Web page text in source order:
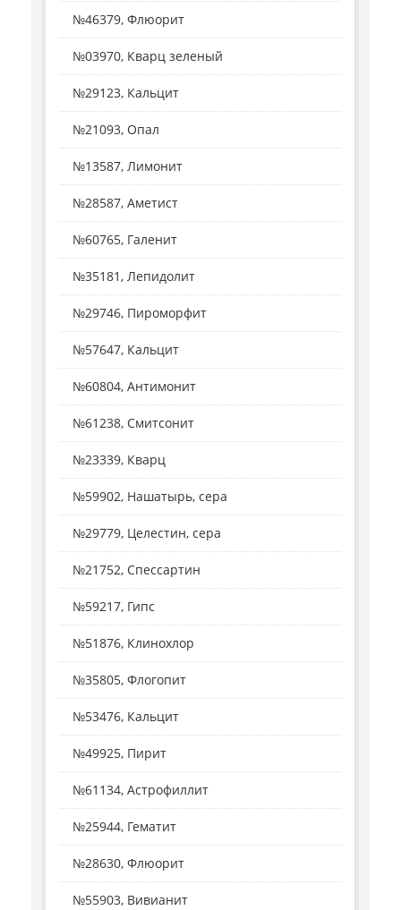
№46379, Флюорит
№03970, Кварц зеленый
№29123, Кальцит
№21093, Опал
№13587, Лимонит
№28587, Аметист
№60765, Галенит
№35181, Лепидолит
№29746, Пироморфит
№57647, Кальцит
№60804, Антимонит
№61238, Смитсонит
№23339, Кварц
№59902, Нашатырь, сера
№29779, Целестин, сера
№21752, Спессартин
№59217, Гипс
№51876, Клинохлор
№35805, Флогопит
№53476, Кальцит
№49925, Пирит
№61134, Астрофиллит
№25944, Гематит
№28630, Флюорит
№55903, Вивианит